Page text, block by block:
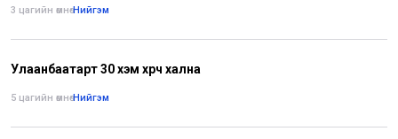
3 цагийн өмнө•Нийгэм
Улаанбаатарт 30 хэм хүрч хална
5 цагийн өмнө•Нийгэм